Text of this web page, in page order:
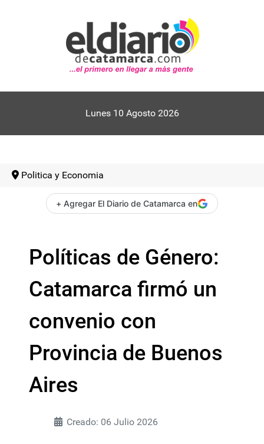
Lunes 10 Agosto 2026
Politica y Economia
+ Agregar El Diario de Catamarca en
Políticas de Género:
Catamarca firmó un
convenio con
Provincia de Buenos
Aires
Creado: 06 Julio 2026